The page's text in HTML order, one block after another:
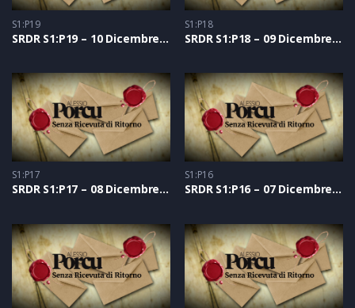
S1:P19
SRDR S1:P19 – 10 Dicembre 2020
S1:P18
SRDR S1:P18 – 09 Dicembre 2020
S1:P17
SRDR S1:P17 – 08 Dicembre 2020
S1:P16
SRDR S1:P16 – 07 Dicembre 2020